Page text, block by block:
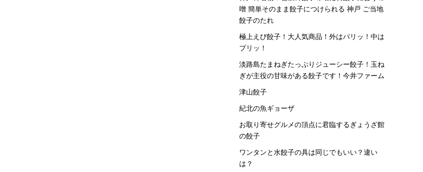
噌 簡単そのまま餃子につけられる 神戸 ご当地
餃子のたれ
極上えび餃子！大人気商品！外はパリッ！中は
プリッ！
淡路島たまねぎたっぷりジューシー餃子！玉ね
ぎが主役の甘味がある餃子です！今井ファーム
津山餃子
紀北の魚ギョーザ
お取り寄せグルメの頂点に君臨するぎょうざ館
の餃子
ワンタンと水餃子の具は同じでもいい？違い
は？